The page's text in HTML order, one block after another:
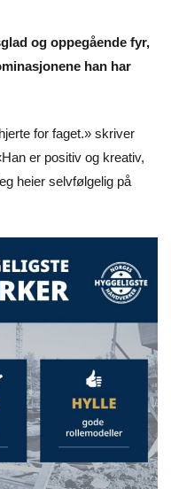
og oppegående fyr,
han har
for faget.» skriver
er positiv og kreativ,
heier selvfølgelig på